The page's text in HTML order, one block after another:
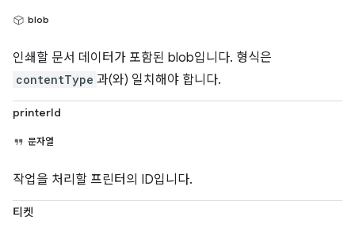
blob
인쇄할 문서 데이터가 포함된 blob입니다. 형식은
contentType 과(와) 일치해야 합니다.
printerId
문자열
작업을 처리할 프린터의 ID입니다.
티켓